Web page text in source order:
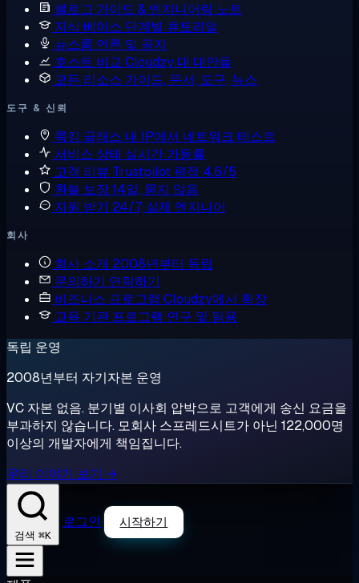
블로그 가이드 & 엔지니어링 노트
지식 베이스 단계별 튜토리얼
뉴스룸 언론 및 공지
호스트 비교 Cloudzy 대 대안들
모든 리소스 가이드, 문서, 도구, 뉴스
도구 & 신뢰
룩킹 글래스 내 IP에서 네트워크 테스트
서비스 상태 실시간 가동률
고객 리뷰 Trustpilot 평점 4.6/5
환불 보장14일, 묻지 않음
지원 받기 24/7, 실제 엔지니어
회사
회사 소개 2008년부터 독립
문의하기 연락하기
비즈니스 프로그램 Cloudzy에서 확장
교육 기관 프로그램 연구 및 팀용
독립 운영
2008년부터 자기자본 운영
VC 자본 없음. 분기별 이사회 압박으로 고객에게 송신 요금을
부과하지 않습니다. 모회사 스프레드시트가 아닌 122,000명
이상의 개발자에게 책임집니다.
우리 이야기 보기 →
검색 ⌘K
로그인 시작하기